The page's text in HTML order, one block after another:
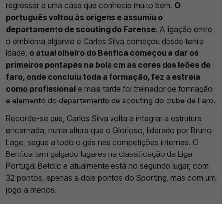
regressar a uma casa que conhecia muito bem. O
português voltou às origens e assumiu o
departamento de scouting do Farense. A ligação entre
o emblema algarvio e Carlos Silva começou desde tenra
idade, o atual olheiro do Benfica começou a dar os
primeiros pontapés na bola cm as cores dos leões de
faro, onde concluiu toda a formação, fez a estreia
como profissional e mais tarde foi treinador de formação
e elemento do departamento de scouting do clube de Faro.
Recorde-se que, Carlos Silva volta a integrar a estrutura
encarnada, numa altura que o Glorioso, liderado por Bruno
Lage, segue a todo o gás nas competições internas. O
Benfica tem galgado lugares na classificação da Liga
Portugal Betclic e atualmente está no segundo lugar, com
32 pontos, apenas a dois pontos do Sporting, mas com um
jogo a menos.